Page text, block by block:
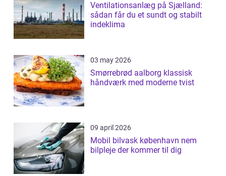
Ventilationsanlæg på Sjælland:
sådan får du et sundt og stabilt
indeklima
03 may 2026
Smørrebrød aalborg klassisk
håndværk med moderne tvist
09 april 2026
Mobil bilvask københavn nem
bilpleje der kommer til dig